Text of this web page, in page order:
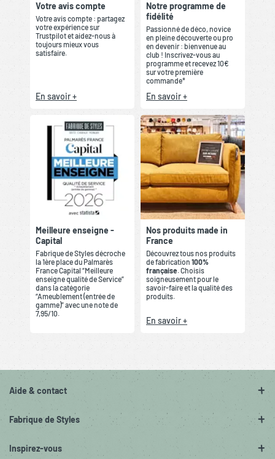
Votre avis compte
Votre avis compte : partagez
votre expérience sur
Trustpilot et aidez-nous à
toujours mieux vous
satisfaire.
En savoir +
Notre programme de
fidélité
Passionné de déco, novice
en pleine découverte ou pro
en devenir : bienvenue au
club ! Inscrivez-vous au
programme et recevez 10€
sur votre première
commande*
En savoir +
Meilleure enseigne -
Capital
Fabrique de Styles décroche
la 1ère place du Palmarès
France Capital “Meilleure
enseigne qualité de Service”
dans la catégorie
“Ameublement (entrée de
gamme)” avec une note de
7,95/10.
Nos produits made in
France
Découvrez tous nos produits
de fabrication 100%
française. Choisis
soigneusement pour le
savoir-faire et la qualité des
produits.
En savoir +
Aide & contact
Fabrique de Styles
Inspirez-vous